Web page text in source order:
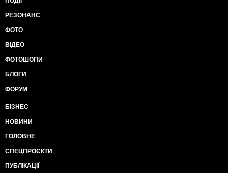
РЕЗОНАНС
ФОТО
ВІДЕО
ФОТОШОПИ
БЛОГИ
ФОРУМ
БІЗНЕС
НОВИНИ
ГОЛОВНЕ
СПЕЦПРОЄКТИ
ПУБЛІКАЦІЇ